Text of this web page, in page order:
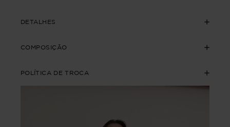
DETALHES
COMPOSIÇÃO
POLÍTICA DE TROCA